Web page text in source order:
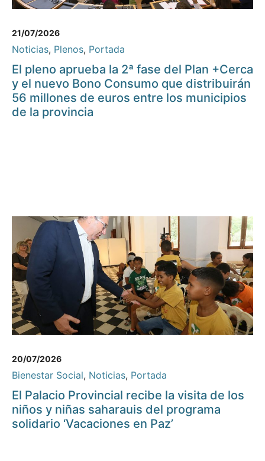
21/07/2026
Noticias, Plenos, Portada
El pleno aprueba la 2ª fase del Plan +Cerca
y el nuevo Bono Consumo que distribuirán
56 millones de euros entre los municipios
de la provincia
20/07/2026
Bienestar Social, Noticias, Portada
El Palacio Provincial recibe la visita de los
niños y niñas saharauis del programa
solidario ‘Vacaciones en Paz’